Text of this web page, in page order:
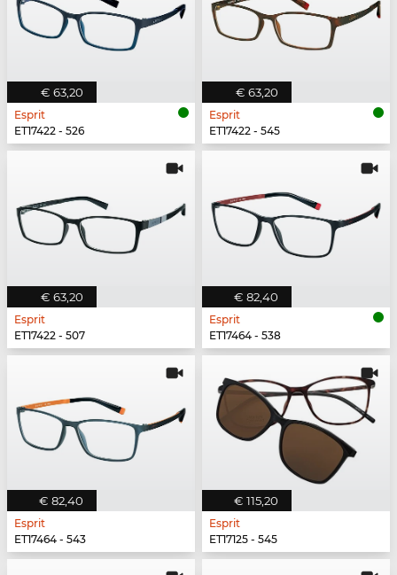
€ 63,20
Esprit
ET17422 - 526
€ 63,20
Esprit
ET17422 - 545
€ 63,20
Esprit
ET17422 - 507
€ 82,40
Esprit
ET17464 - 538
€ 82,40
Esprit
ET17464 - 543
€ 115,20
Esprit
ET17125 - 545